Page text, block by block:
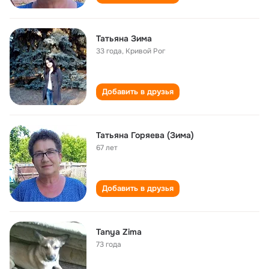
Татьяна Зима
33 года, Кривой Рог
Добавить в друзья
Татьяна Горяева (Зима)
67 лет
Добавить в друзья
Tanya Zima
73 года